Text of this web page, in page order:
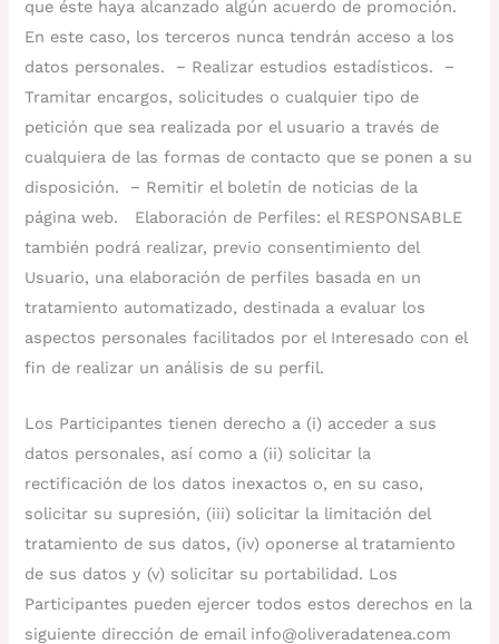
que éste haya alcanzado algún acuerdo de promoción.
En este caso, los terceros nunca tendrán acceso a los
datos personales. − Realizar estudios estadísticos. −
Tramitar encargos, solicitudes o cualquier tipo de
petición que sea realizada por el usuario a través de
cualquiera de las formas de contacto que se ponen a su
disposición. − Remitir el boletín de noticias de la
página web. Elaboración de Perfiles: el RESPONSABLE
también podrá realizar, previo consentimiento del
Usuario, una elaboración de perfiles basada en un
tratamiento automatizado, destinada a evaluar los
aspectos personales facilitados por el Interesado con el
fin de realizar un análisis de su perfil.
Los Participantes tienen derecho a (i) acceder a sus
datos personales, así como a (ii) solicitar la
rectificación de los datos inexactos o, en su caso,
solicitar su supresión, (iii) solicitar la limitación del
tratamiento de sus datos, (iv) oponerse al tratamiento
de sus datos y (v) solicitar su portabilidad. Los
Participantes pueden ejercer todos estos derechos en la
siguiente dirección de email info@oliveradatenea.com